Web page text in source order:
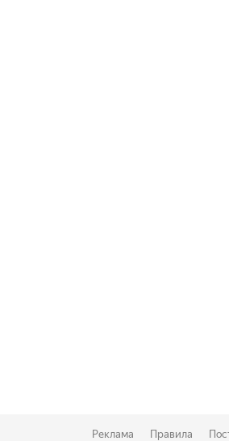
Реклама Правила